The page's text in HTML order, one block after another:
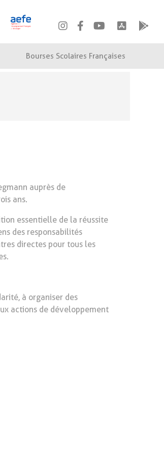
Bourses Scolaires Françaises
auprès de
ans.
essentielle de la réussite
des responsabilités
directes pour tous les
à organiser des
actions de développement